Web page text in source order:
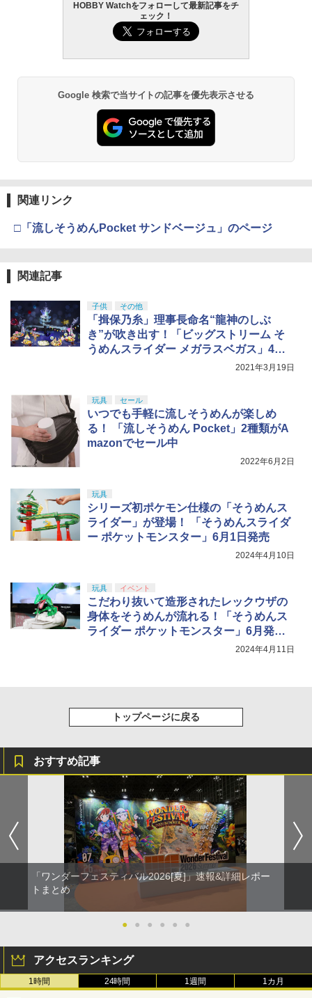
HOBBY Watchをフォローして最新記事をチ
ェック！
Google 検索で当サイトの記事を優先表示させる
関連リンク
□「流しそうめんPocket サンドベージュ」のページ
関連記事
子供 その他
「揖保乃糸」理事長命名“龍神のしぶ
き”が吹き出す！「ビッグストリーム そ
うめんスライダー メガラスベガス」4月1
2021年3月19日
玩具 セール
いつでも手軽に流しそうめんが楽しめ
る！ 「流しそうめん Pocket」2種類がA
mazonでセール中
2022年6月2日
玩具
シリーズ初ポケモン仕様の「そうめんス
ライダー」が登場！ 「そうめんスライダ
ー ポケットモンスター」6月1日発売
2024年4月10日
玩具 イベント
こだわり抜いて造形されたレックウザの
身体をそうめんが流れる！「そうめんス
ライダー ポケットモンスター」6月発
売！【おもちゃビジネスフェア】2024年4月11日
トップページに戻る
おすすめ記事
「ワンダーフェスティバル2026[夏]」速報&詳細レポー
トまとめ
● ● ● ● ● ●
アクセスランキング
1時間 24時間 1週間 1カ月